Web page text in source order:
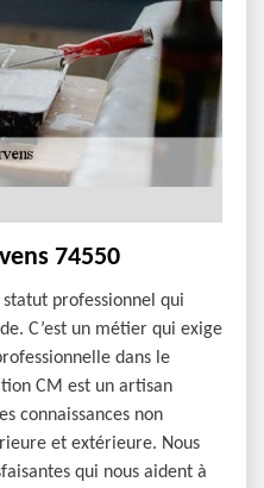
74550
professionnel qui
C’est un métier qui exige
dans le
CM est un artisan
connaissances non
et extérieure. Nous
qui nous aident à